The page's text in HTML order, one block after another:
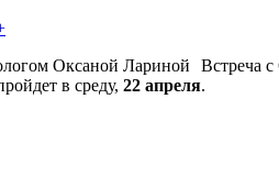
Встреча
в среду, 22 апреля.